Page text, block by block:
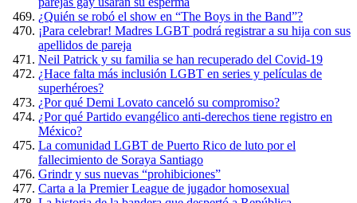
¿Quién se robó el show en “The Boys in the Band”?
¡Para celebrar! Madres LGBT podrá registrar a su hija con sus
apellidos de pareja
Neil Patrick y su familia se han recuperado del Covid-19
¿Hace falta más inclusión LGBT en series y películas de
superhéroes?
¿Por qué Demi Lovato canceló su compromiso?
¿Por qué Partido evangélico anti-derechos tiene registro en
México?
La comunidad LGBT de Puerto Rico de luto por el
fallecimiento de Soraya Santiago
Grindr y sus nuevas “prohibiciones”
Carta a la Premier League de jugador homosexual